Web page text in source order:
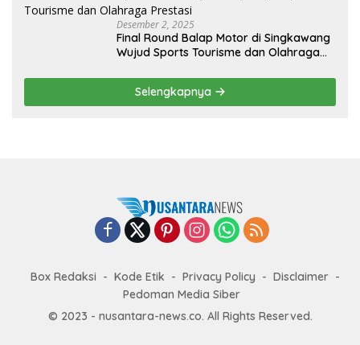
Desember 2, 2025
Final Round Balap Motor di Singkawang
Wujud Sports Tourisme dan Olahraga
Selengkapnya
Box Redaksi Kode Etik Privacy Policy
Disclaimer
Pedoman Media Siber
© 2023 - nusantara-news.co. All Rights Reserved.